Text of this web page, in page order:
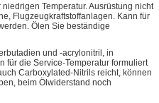
Temperatur. Ausrüstung nicht
Flugzeugkraftstoffanlagen. Kann für
Ölen Sie beständige
und -acrylonitril, in
für die Service-Temperatur formuliert
Carboxylated-Nitrils reicht, können
beim Ölwiderstand noch